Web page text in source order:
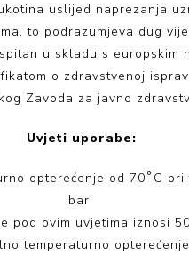
uslijed naprezanja
to podrazumjeva dug
u skladu s europskim
o zdravstvenoj
Zavoda za javno
Uvjeti uporabe:
opterećenje od 70˚C
bar
pod ovim uvjetima iznosi
temperaturno